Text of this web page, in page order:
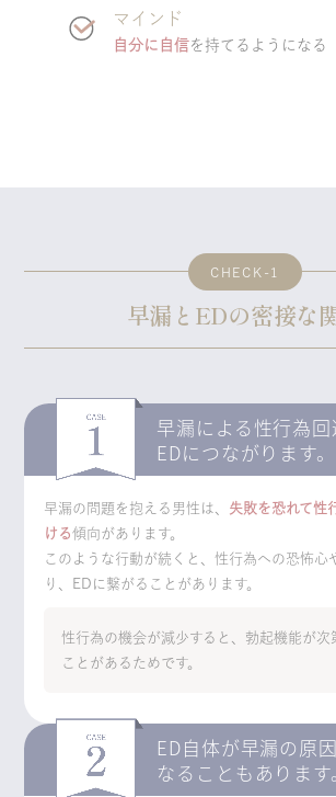
マインド
自分に自信を持てるようになる
CHECK-1
早漏とEDの密接な
早漏による性行為
EDにつながります。
早漏の問題を抱える男性は、 失敗を恐れて性
ける傾向があります。
このような行動が続くと、性行為への恐怖心
り、EDに繋がることがあります。
性行為の機会が減少すると、勃起機能が次
ことがあるためです。
ED自体が早漏の原
なることもあります。